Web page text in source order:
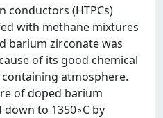
(HTPCs)
with methane mixtures
barium zirconate was
of its good chemical
atmosphere.
of doped barium
to 1350◦C by